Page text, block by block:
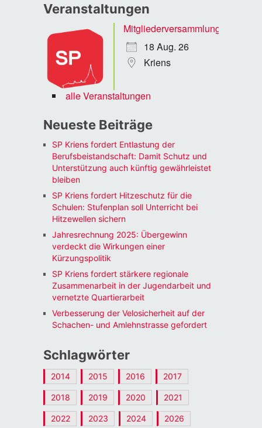
Veranstaltungen
Mitgliederversammlung
18 Aug. 26
Kriens
alle Veranstaltungen
Neueste Beiträge
SP Kriens fordert Entlastung der
Berufsbeistandschaft: Damit Schutz und
Unterstützung auch künftig gewährleistet
bleiben
SP Kriens fordert Hitzeschutz für die
Schulen: Stufenplan soll Unterricht bei
Hitzewellen sichern
Jahresrechnung 2025: Übergewinn
verdeckt die Wirkungen einer
Kürzungspolitik
SP Kriens fordert stärkere regionale
Zusammenarbeit in der Jugendarbeit und
vernetzte Quartierarbeit
Verbesserung der Velosicherheit auf der
Schachen- und Amlehnstrasse gefordert
Schlagwörter
2014 2015 2016 2017
2018 2019 2020 2021
2022 2023 2024 2026